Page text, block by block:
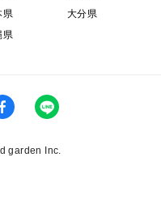
県
大分県
県
garden Inc.